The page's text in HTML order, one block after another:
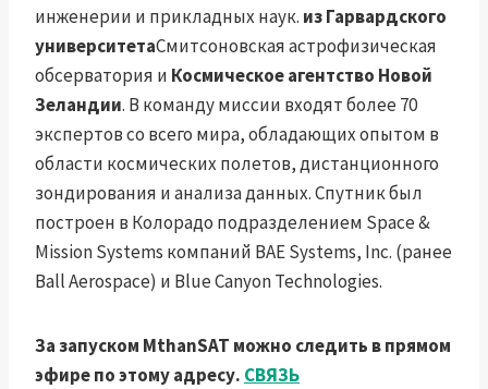
инженерии и прикладных наук. из Гарвардского
университетаСмитсоновская астрофизическая
обсерватория и Космическое агентство Новой
Зеландии. В команду миссии входят более 70
экспертов со всего мира, обладающих опытом в
области космических полетов, дистанционного
зондирования и анализа данных. Спутник был
построен в Колорадо подразделением Space &
Mission Systems компаний BAE Systems, Inc. (ранее
Ball Aerospace) и Blue Canyon Technologies.
За запуском MthanSAT можно следить в прямом
эфире по этому адресу. СВЯЗЬ